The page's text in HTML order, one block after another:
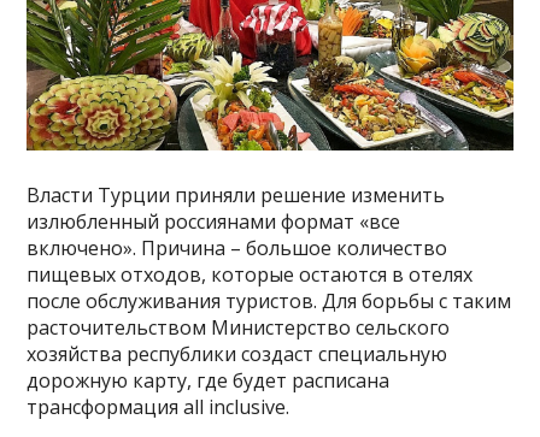
Власти Турции приняли решение изменить
излюбленный россиянами формат «все
включено». Причина – большое количество
пищевых отходов, которые остаются в отелях
после обслуживания туристов. Для борьбы с таким
расточительством Министерство сельского
хозяйства республики создаст специальную
дорожную карту, где будет расписана
трансформация all inclusive.